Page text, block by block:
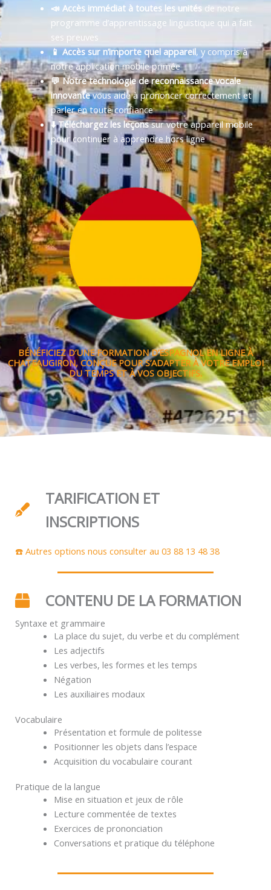
📣 Accès immédiat à toutes les unitésde notre
programme d’apprentissage linguistique qui a fait
ses preuves
📱 Accès sur n’importe quel appareil, y compris à
notre application mobile primée
💬 Notre technologie de reconnaissance vocale
innovantevous aide à prononcer correctement et
parler en toute confiance
⬇️ Téléchargez les leçonssur votre appareil mobile
pour continuer à apprendre hors ligne
BÉNÉFICIEZ D’UNE FORMATION D’ESPAGNOL EN LIGNE À
CHATEAUGIRON, CONÇUE POUR S’ADAPTER À VOTRE EMPLOI
DU TEMPS ET À VOS OBJECTIFS.
TARIFICATION ET
INSCRIPTIONS
☎️ Autres options nous consulter au 03 88 13 48 38
CONTENU DE LA FORMATION
Syntaxe et grammaire
La place du sujet, du verbe et du complément
Les adjectifs
Les verbes, les formes et les temps
Négation
Les auxiliaires modaux
Vocabulaire
Présentation et formule de politesse
Positionner les objets dans l’espace
Acquisition du vocabulaire courant
Pratique de la langue
Mise en situation et jeux de rôle
Lecture commentée de textes
Exercices de prononciation
Conversations et pratique du téléphone